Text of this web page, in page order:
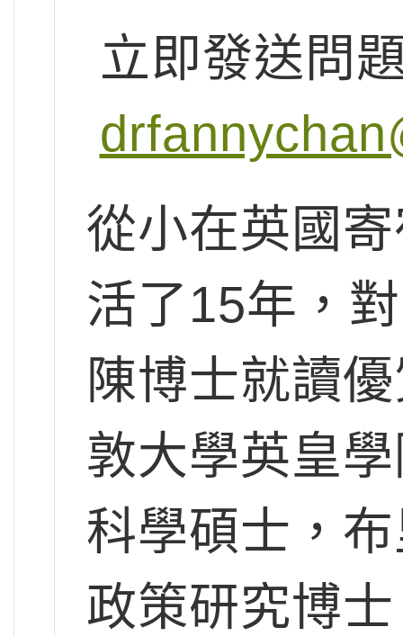
立即發送問
從小在英國
活了15年，
陳博士就讀
敦大學英皇
科學碩士，
政策研究博